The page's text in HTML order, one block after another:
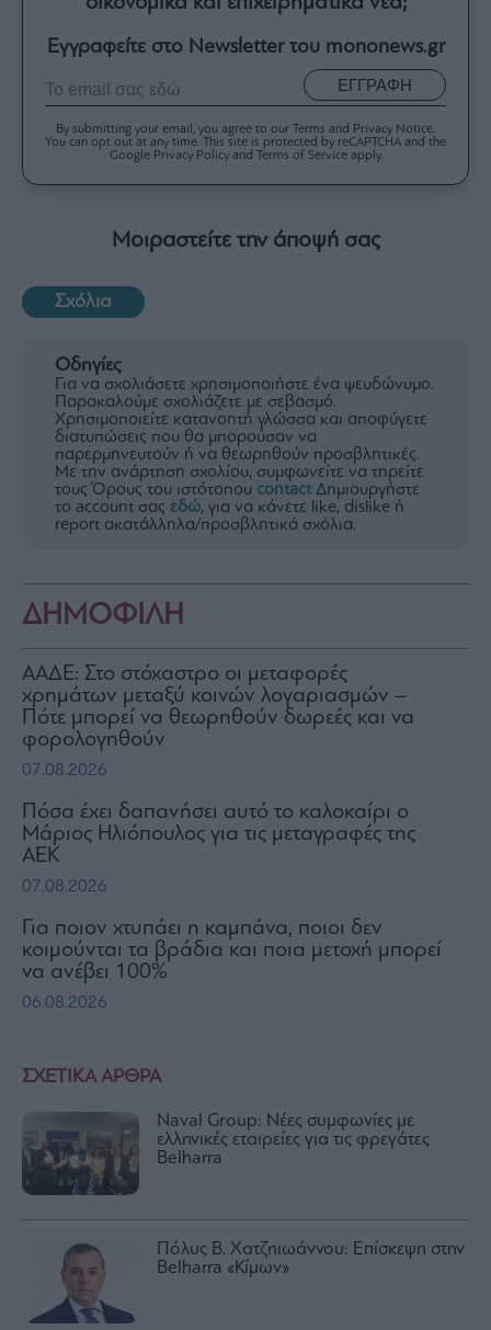
ΣΧΕΤΙΚΑ ΑΡΘΡΑ
Naval Group: Νέες συμφωνίες με
ελληνικές εταιρείες για τις φρεγάτες
Belharra
Πόλυς Β. Χατζηιωάννου: Επίσκεψη στην
Belharra «Κίμων»
Εγγραφείτε στο Newsletter του mononews.gr
ΕΓΓΡΑΦΗ
By submitting your email, you agree to our Terms and Privacy Notice.
You can opt out at any time. This site is protected by reCAPTCHA and the
Google Privacy Policy and Terms of Service apply.
Μοιραστείτε την άποψή σας
Σχόλια
Οδηγίες
Για να σχολιάσετε χρησιμοποιήστε ένα ψευδώνυμο.
Παρακαλούμε σχολιάζετε με σεβασμό.
Χρησιμοποιείτε κατανοητή γλώσσα και αποφύγετε
διατυπώσεις που θα μπορούσαν να
παρερμηνευτούν ή να θεωρηθούν προσβλητικές.
Με την ανάρτηση σχολίου, συμφωνείτε να τηρείτε
τους Όρους του ιστότοπου contactΔημιουργήστε
το account σας εδώ, για να κάνετε like, dislike ή
report ακατάλληλα/προσβλητικά σχόλια.
ΔΗΜΟΦΙΛΗ
ΑΑΔΕ: Στο στόχαστρο οι μεταφορές
χρημάτων μεταξύ κοινών λογαριασμών –
Πότε μπορεί να θεωρηθούν δωρεές και να
φορολογηθούν
07.08.2026
Πόσα έχει δαπανήσει αυτό το καλοκαίρι ο
Μάριος Ηλιόπουλος για τις μεταγραφές της
ΑΕΚ
07.08.2026
Για ποιον χτυπάει η καμπάνα, ποιοι δεν
κοιμούνται τα βράδια και ποια μετοχή μπορεί
να ανέβει 100%
06.08.2026